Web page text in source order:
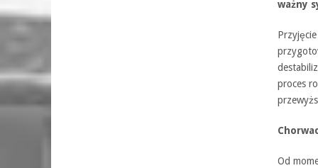
ważny
proces
Od